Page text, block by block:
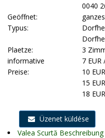
0040
Geöffnet:
Typus:
Plaetze:
3
informative
Preise:
7
10
15
18
Üzenet küldése
Valea Scurtă Beschreibung